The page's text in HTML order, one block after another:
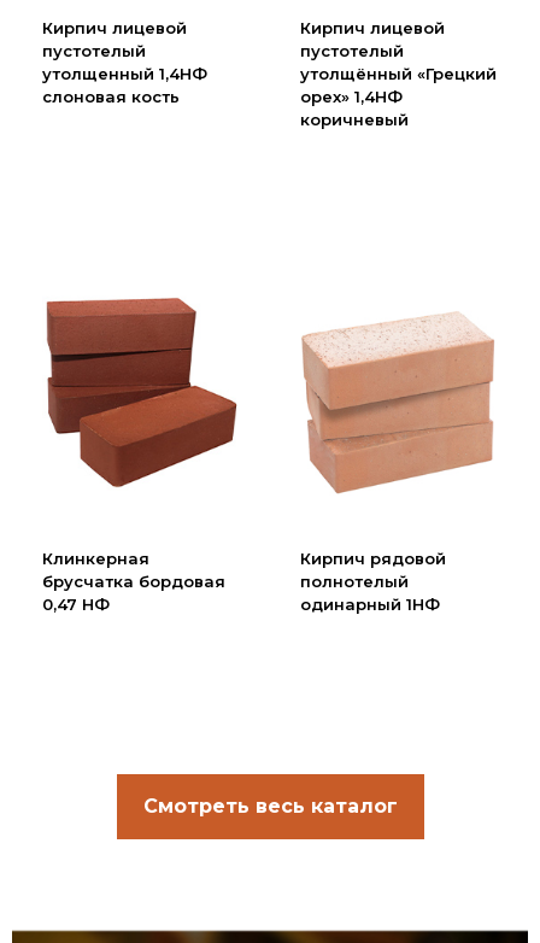
Личный кабинет
Корзина
Кирпич лицевой
пустотелый
утолщенный 1,4НФ
слоновая кость
Кирпич лицевой
пустотелый
утолщённый «Грецкий
орех» 1,4НФ
коричневый
Клинкерная
брусчатка бордовая
0,47 НФ
Кирпич рядовой
полнотелый
одинарный 1НФ
Смотреть весь каталог